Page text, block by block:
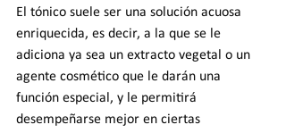
El tónico suele ser una solución acuosa
enriquecida, es decir, a la que se le
adiciona ya sea un extracto vegetal o un
agente cosmético que le darán una
función especial, y le permitirá
desempeñarse mejor en ciertas